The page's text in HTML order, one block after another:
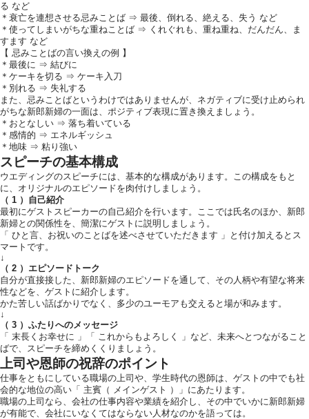
る など
＊衰亡を連想させる忌みことば ⇒ 最後、倒れる、絶える、失う など
＊使ってしまいがちな重ねことば ⇒ くれぐれも、重ね重ね、だんだん、ま
すます など
【 忌みことばの言い換えの例 】
＊最後に ⇒ 結びに
＊ケーキを切る ⇒ ケーキ入刀
＊別れる ⇒ 失礼する
また、忌みことばというわけではありませんが、ネガティブに受け止められ
がちな新郎新婦の一面は、ポジティブ表現に置き換えましょう。
＊おとなしい ⇒ 落ち着いている
＊感情的 ⇒ エネルギッシュ
＊地味 ⇒ 粘り強い
スピーチの基本構成
ウエディングのスピーチには、基本的な構成があります。この構成をもと
に、オリジナルのエピソードを肉付けしましょう。
（ 1 ）自己紹介
最初にゲストスピーカーの自己紹介を行います。ここでは氏名のほか、新郎
新婦との関係性を、簡潔にゲストに説明しましょう。
「 ひと言、お祝いのことばを述べさせていただきます 」と付け加えるとス
マートです。
↓
（ 2 ）エピソードトーク
自分が直接接した、新郎新婦のエピソードを通して、その人柄や有望な将来
性などを、ゲストに紹介します。
かた苦しい話ばかりでなく、多少のユーモアも交えると場が和みます。
↓
（ 3 ）ふたりへのメッセージ
「 末長くお幸せに 」「 これからもよろしく 」など、未来へとつながること
ばで、スピーチを締めくくりましょう。
上司や恩師の祝辞のポイント
仕事をともにしている職場の上司や、学生時代の恩師は、ゲストの中でも社
会的な地位の高い「 主賓（ メインゲスト ）」にあたります。
職場の上司なら、会社の仕事内容や業績を紹介し、その中でいかに新郎新婦
が有能で、会社にいなくてはならない人材なのかを語っては。